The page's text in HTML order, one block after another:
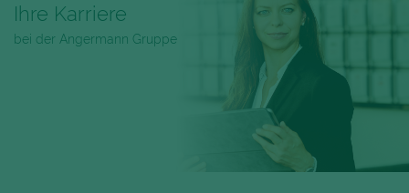
Ihre Karriere
bei der Angermann Gruppe